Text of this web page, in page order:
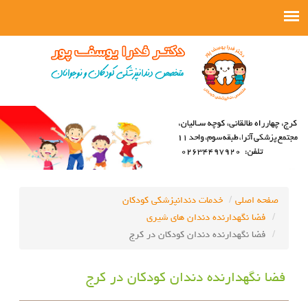
صفحه اصلی
خدمات دندانپزشکی کودکان
فضا نگهدارنده دندان های شیری
فضا نگهدارنده دندان کودکان در کرج
فضا نگهدارنده دندان کودکان در کرج